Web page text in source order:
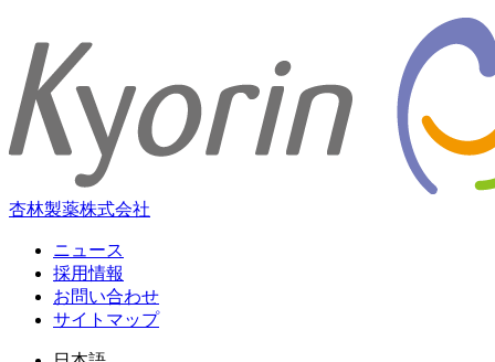
杏林製薬株式会社
ニュース
採用情報
お問い合わせ
サイトマップ